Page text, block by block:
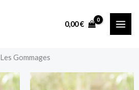
0,00€
Les Gommages